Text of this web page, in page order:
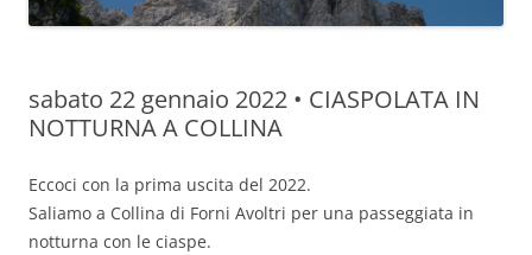
sabato 22 gennaio 2022 • CIASPOLATA IN
NOTTURNA A COLLINA
Eccoci con la prima uscita del 2022.
Saliamo a Collina di Forni Avoltri per una passeggiata in
notturna con le ciaspe.